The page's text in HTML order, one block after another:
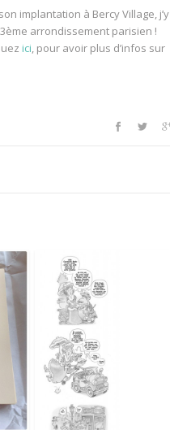
implantation à Bercy Village, j’y
arrondissement parisien !
ici, pour avoir plus d’infos sur